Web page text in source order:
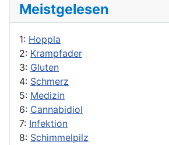
Meistgelesen
1: Hoppla
2: Krampfader
3: Gluten
4: Schmerz
5: Medizin
6: Cannabidiol
7: Infektion
8: Schimmelpilz